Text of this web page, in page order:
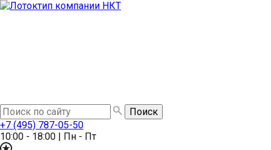
+7 (495) 787-05-50
10:00 - 18:00 | Пн - Пт